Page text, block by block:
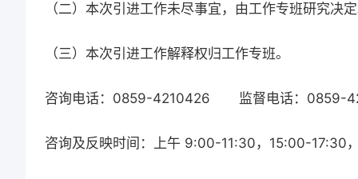
（二）本次引进工作未尽事宜，由工作专班研究决
（三）本次引进工作解释权归工作专班。
咨询电话：0859-4210426 监督电话：0859-
咨询及反映时间：上午 9:00-11:30，15:00-17:30